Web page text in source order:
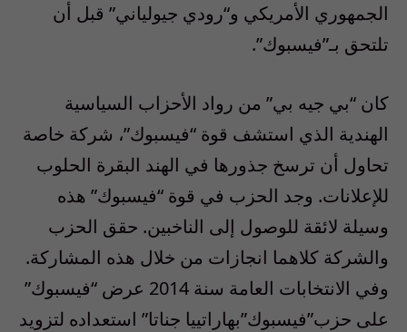
الجمهوري الأمريكي و“رودي جيولياني” قبل أن
تلتحق بـ”فيسبوك”.
كان “بي جيه بي” من رواد الأحزاب السياسية
الهندية الذي استشف قوة “فيسبوك”، شركة خاصة
تحاول أن ترسخ جذورها في الهند البقرة الحلوب
للإعلانات. وجد الحزب في قوة “فيسبوك” هذه
وسيلة لائقة للوصول إلى الناخبين. حقق الحزب
والشركة كلاهما انجازات من خلال هذه المشاركة.
وفي الانتخابات العامة سنة
عرض “فيسبوك”
على حزب”فيسبوك”بهاراتييا جناتا” استعداده لتزويد